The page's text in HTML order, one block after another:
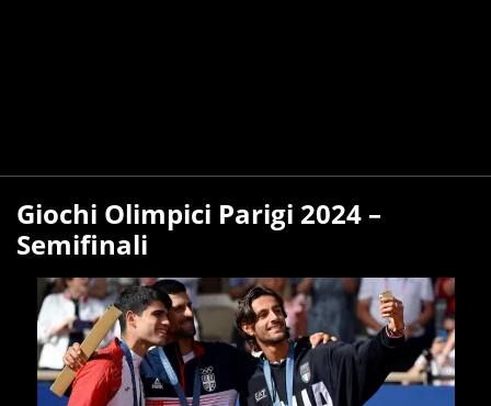
Giochi Olimpici Parigi 2024 –
Semifinali